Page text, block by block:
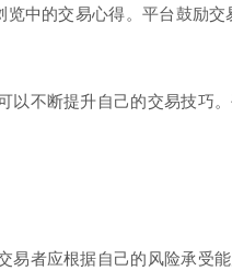
中的交易心得。平台鼓励交
以不断提升自己的交易技巧
易者应根据自己的风险承受